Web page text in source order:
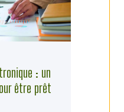
: un
être prêt